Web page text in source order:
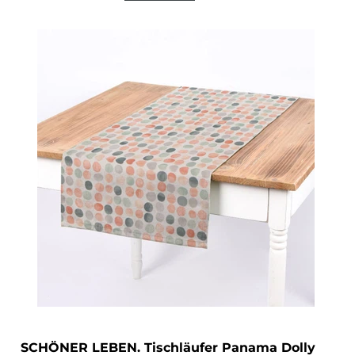
SCHÖNER LEBEN. Tischläufer Panama Dolly